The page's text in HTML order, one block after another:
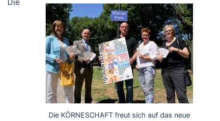
Die KÖRNESCHAFT freut sich auf das neue
Die